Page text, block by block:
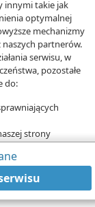
około 50 milionów
polskiego
O to
i CEO
innymi takie jak
optymalnej
mechanizmy
partnerów.
serwisu, w
pozostałe
do:
strony
wyrazić zgodę
Twoich